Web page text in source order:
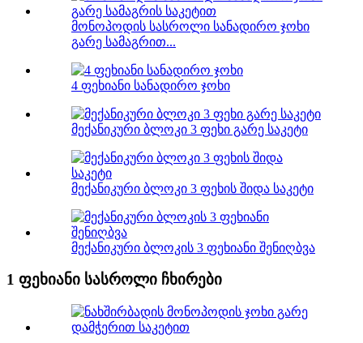
მონოპოდის სასროლი სანადირო ჯოხი
გარე სამაგრით...
4 ფეხიანი სანადირო ჯოხი
მექანიკური ბლოკი 3 ფეხი გარე საკეტი
მექანიკური ბლოკი 3 ფეხის შიდა საკეტი
მექანიკური ბლოკის 3 ფეხიანი შენიღბვა
1 ფეხიანი სასროლი ჩხირები